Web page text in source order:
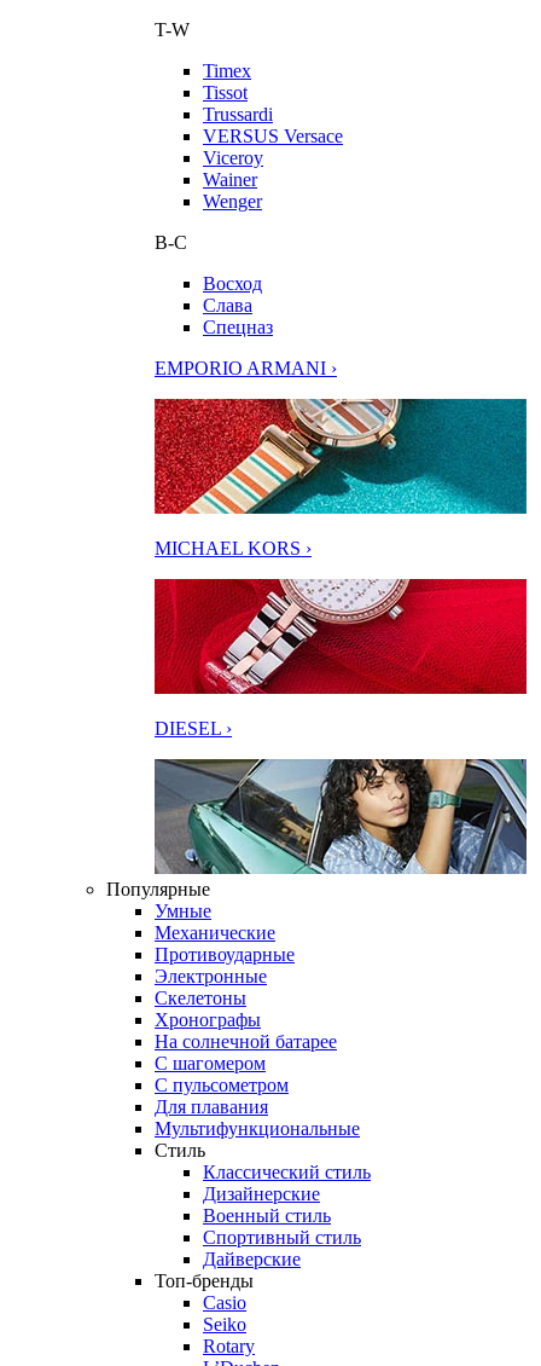
T-W
Timex
Tissot
Trussardi
VERSUS Versace
Viceroy
Wainer
Wenger
В-С
Восход
Слава
Спецназ
EMPORIO ARMANI ›
MICHAEL KORS ›
DIESEL ›
Популярные
Умные
Механические
Противоударные
Электронные
Скелетоны
Хронографы
На солнечной батарее
С шагомером
С пульсометром
Для плавания
Мультифункциональные
Стиль
Классический стиль
Дизайнерские
Военный стиль
Спортивный стиль
Дайверские
Топ-бренды
Casio
Seiko
Rotary